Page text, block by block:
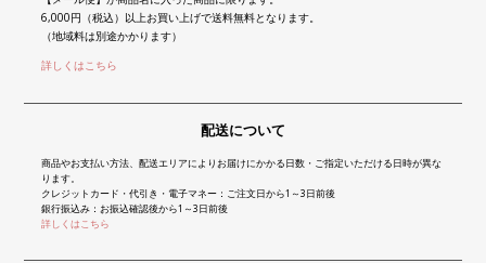
6,000円（税込）以上お買い上げで送料無料となります。
（地域料は別途かかります）
詳しくはこちら
配送について
商品やお支払い方法、配送エリアによりお届けにかかる日数・ご指定いただける日時が異な
ります。
クレジットカード・代引き・電子マネー：ご注文日から1～3日前後
銀行振込み：お振込確認後から1～3日前後
詳しくはこちら